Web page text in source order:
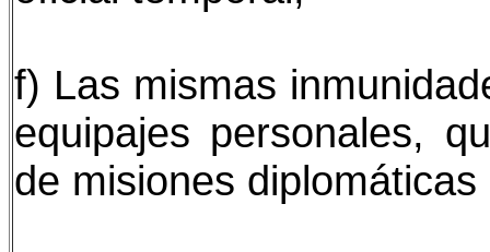
f) Las mismas
equipajes personales,
de misiones